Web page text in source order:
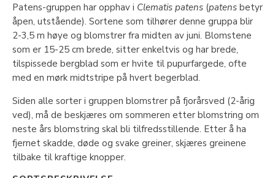
Patens-gruppen har opphav i Clematis patens (patens betyr
åpen, utstående). Sortene som tilhører denne gruppa blir
2-3,5 m høye og blomstrer fra midten av juni. Blomstene
som er 15-25 cm brede, sitter enkeltvis og har brede,
tilspissede bergblad som er hvite til pupurfargede, ofte
med en mørk midtstripe på hvert begerblad.
Siden alle sorter i gruppen blomstrer på fjorårsved (2-årig
ved), må de beskjæres om sommeren etter blomstring om
neste års blomstring skal bli tilfredsstillende. Etter å ha
fjernet skadde, døde og svake greiner, skjæres greinene
tilbake til kraftige knopper.